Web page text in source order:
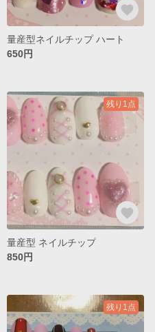
量産型ネイルチップ ハート
650円
残り1点
量産型 ネイルチップ
850円
残り1点